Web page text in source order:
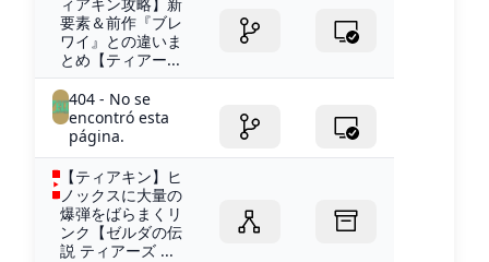
要素＆前作『ブレ
ワイ』との違いま
とめ【ティアー...
404 - No se
encontró esta
página.
【ティアキン】ヒ
ノックスに大量の
爆弾をばらまくリ
ンク【ゼルダの伝
説 ティアーズ ...